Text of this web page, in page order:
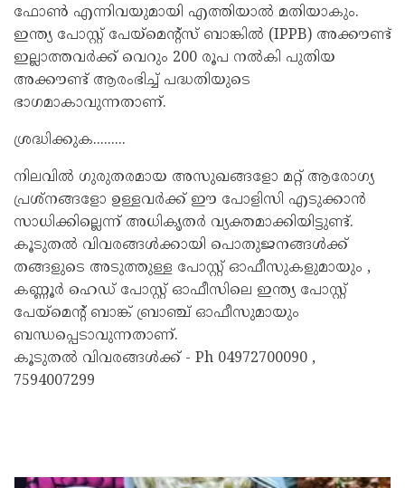
ഫോൺ എന്നിവയുമായി എത്തിയാൽ മതിയാകും.
ഇന്ത്യ പോസ്റ്റ് പേയ്‌മെന്റ്സ് ബാങ്കിൽ (IPPB) അക്കൗണ്ട്
ഇല്ലാത്തവർക്ക് വെറും 200 രൂപ നൽകി പുതിയ
അക്കൗണ്ട് ആരംഭിച്ച് പദ്ധതിയുടെ
ഭാഗമാകാവുന്നതാണ്.
ശ്രദ്ധിക്കുക.........
നിലവിൽ ഗുരുതരമായ അസുഖങ്ങളോ മറ്റ് ആരോഗ്യ
പ്രശ്നങ്ങളോ ഉള്ളവർക്ക് ഈ പോളിസി എടുക്കാൻ
സാധിക്കില്ലെന്ന് അധികൃതർ വ്യക്തമാക്കിയിട്ടുണ്ട്.
കൂടുതൽ വിവരങ്ങൾക്കായി പൊതുജനങ്ങൾക്ക്
തങ്ങളുടെ അടുത്തുള്ള പോസ്റ്റ് ഓഫീസുകളുമായും ,
കണ്ണൂർ ഹെഡ് പോസ്റ്റ് ഓഫീസിലെ ഇന്ത്യ പോസ്റ്റ്
പേയ്മെൻ്റ് ബാങ്ക് ബ്രാഞ്ച് ഓഫീസുമായും
ബന്ധപ്പെടാവുന്നതാണ്.
കൂടുതൽ വിവരങ്ങൾക്ക് - Ph 04972700090 ,
7594007299